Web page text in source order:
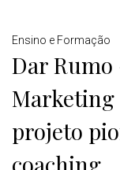
Detalhes
Ensino e Formação
Dar
Marketing
projeto
coaching